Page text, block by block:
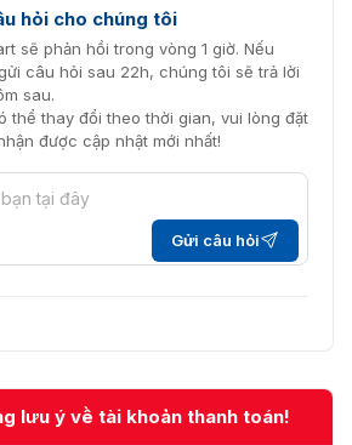
hỏi cho chúng tôi
sẽ phản hồi trong vòng 1 giờ. Nếu
câu hỏi sau 22h, chúng tôi sẽ trả lời
sau.
thể thay đổi theo thời gian, vui lòng đặt
được cập nhật mới nhất!
Gửi câu hỏi
lưu ý về tài khoản thanh toán!